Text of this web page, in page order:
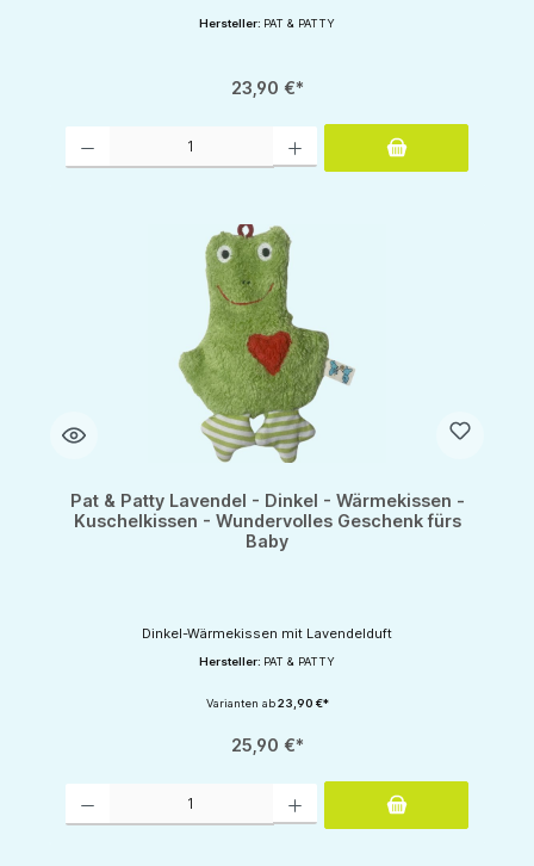
Hersteller: PAT & PATTY
23,90 €*
Pat & Patty Lavendel - Dinkel - Wärmekissen -
Kuschelkissen - Wundervolles Geschenk fürs
Baby
Dinkel-Wärmekissen mit Lavendelduft
Hersteller: PAT & PATTY
Varianten ab23,90 €*
25,90 €*